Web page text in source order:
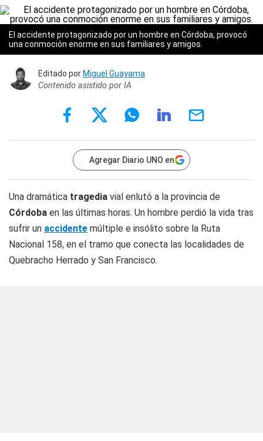
El accidente protagonizado por un hombre en Córdoba, provocó
una conmoción enorme en sus familiares y amigos.
Editado porMiguel Guayama
Contenido asistido por IA
Agregar Diario UNO en
Una dramática tragedia vial enlutó a la provincia de
Córdoba en las últimas horas. Un hombre perdió la vida tras
sufrir un accidente múltiple e insólito sobre la Ruta
Nacional 158, en el tramo que conecta las localidades de
Quebracho Herrado y San Francisco.